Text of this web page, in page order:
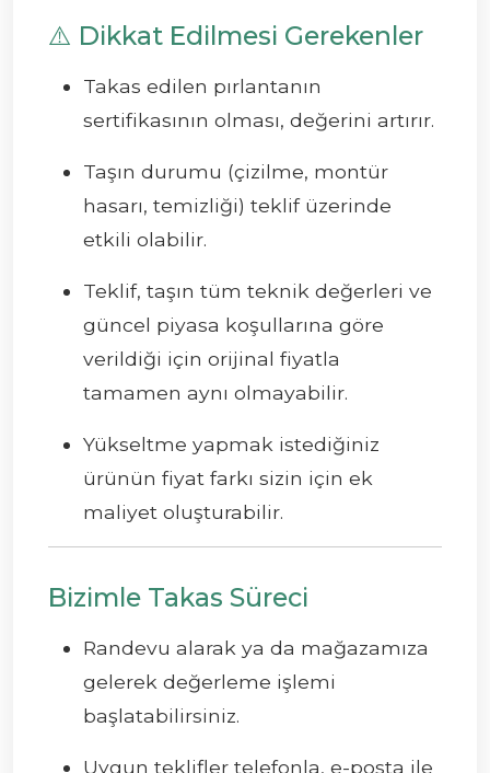
⚠️ Dikkat Edilmesi Gerekenler
Takas edilen pırlantanın
sertifikasının olması, değerini artırır.
Taşın durumu (çizilme, montür
hasarı, temizliği) teklif üzerinde
etkili olabilir.
Teklif, taşın tüm teknik değerleri ve
güncel piyasa koşullarına göre
verildiği için orijinal fiyatla
tamamen aynı olmayabilir.
Yükseltme yapmak istediğiniz
ürünün fiyat farkı sizin için ek
maliyet oluşturabilir.
Bizimle Takas Süreci
Randevu alarak ya da mağazamıza
gelerek değerleme işlemi
başlatabilirsiniz.
Uygun teklifler telefonla, e-posta ile